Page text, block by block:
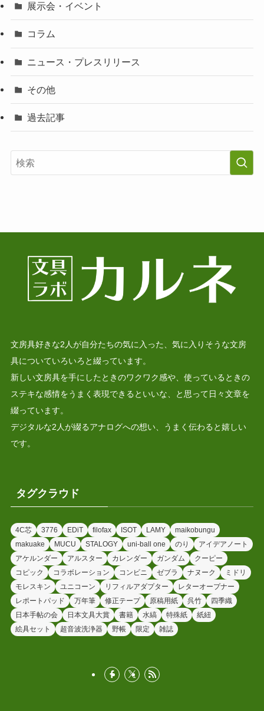
展示会・イベント
コラム
ニュース・プレスリリース
その他
過去記事
文房具好きな2人が自分たちの気に入った、気に入りそうな文房
具についていろいろと綴っています。
新しい文房具を手にしたときのワクワク感や、使っているときの
ステキな感情をうまく表現できるといいな、と思って日々文章を
綴っています。
デジタルな2人が綴るアナログへの想い、うまく伝わると嬉しい
です。
タグクラウド
4C芯 3776 EDiT filofax ISOT LAMY
maikobungu
makuake
MUCU STALOGY uni-ball one のり
アイデアノート
アケルンダー
アルスター カレンダー ガンダム
クーピー
コピック
コラボレーション コンビニ ゼブラ ナヌーク
ミドリ
モレスキン
ユニコーン リフィルアダプター
レターオープナー
レポートパッド
万年筆 修正テープ 原稿用紙 呉竹
四季織
日本手帖の会
日本文具大賞 書籍 水縞 特殊紙
紙紐
絵具セット
超音波洗浄器 野帳 限定 雑誌